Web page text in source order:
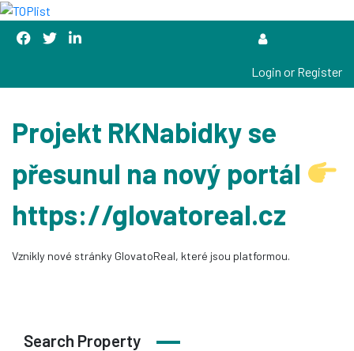
Login or Register
Projekt RKNabidky se
přesunul na nový portál
https://glovatoreal.cz
Vznikly nové stránky GlovatoReal, které jsou platformou.
Search Property